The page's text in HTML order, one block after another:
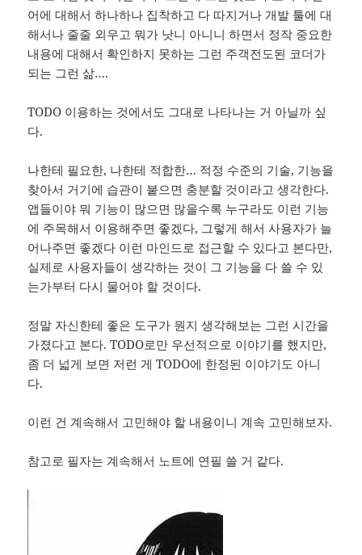
어에 대해서 하나하나 집착하고 다 따지거나 개발 툴에 대
해서나 줄줄 외우고 뭐가 낫니 아니니 하면서 정작 중요한
내용에 대해서 확인하지 못하는 그런 주객전도된 코더가
되는 그런 삶….
TODO 이용하는 것에서도 그대로 나타나는 거 아닐까 싶
다.
나한테 필요한, 나한테 적합한… 적정 수준의 기술, 기능을
찾아서 거기에 습관이 붙으면 충분할 것이라고 생각한다.
앱들이야 뭐 기능이 많으면 많을수록 누구라도 이런 기능
에 주목해서 이용해주면 좋겠다, 그렇게 해서 사용자가 늘
어나주면 좋겠다 이런 마인드로 접근할 수 있다고 본다만,
실제로 사용자들이 생각하는 것이 그 기능을 다 쓸 수 있
는가부터 다시 물어야 할 것이다.
정말 자신한테 좋은 도구가 뭔지 생각해보는 그런 시간을
가졌다고 본다. TODO로만 우선적으로 이야기를 했지만,
좀 더 넓게 보면 저런 게 TODO에 한정된 이야기도 아니
다.
이런 건 계속해서 고민해야 할 내용이니 계속 고민해보자.
참고로 필자는 계속해서 노트에 연필 쓸 거 같다.